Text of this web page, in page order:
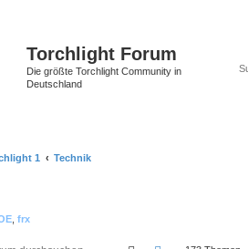
Torchlight Forum
Die größte Torchlight Community in
Deutschland
1 Technik
frx